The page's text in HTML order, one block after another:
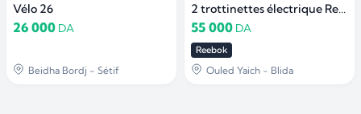
Vélo 26
26 000 DA
Beidha Bordj - Sétif
2 trottinettes électrique Reebok
55 000 DA
Reebok
Ouled Yaich - Blida